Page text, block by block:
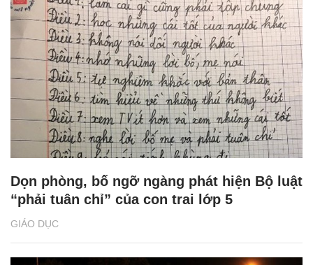
GIÁO DỤC
Dọn phòng, bố ngỡ ngàng phát hiện Bộ luật
“phải tuân chỉ” của con trai lớp 5